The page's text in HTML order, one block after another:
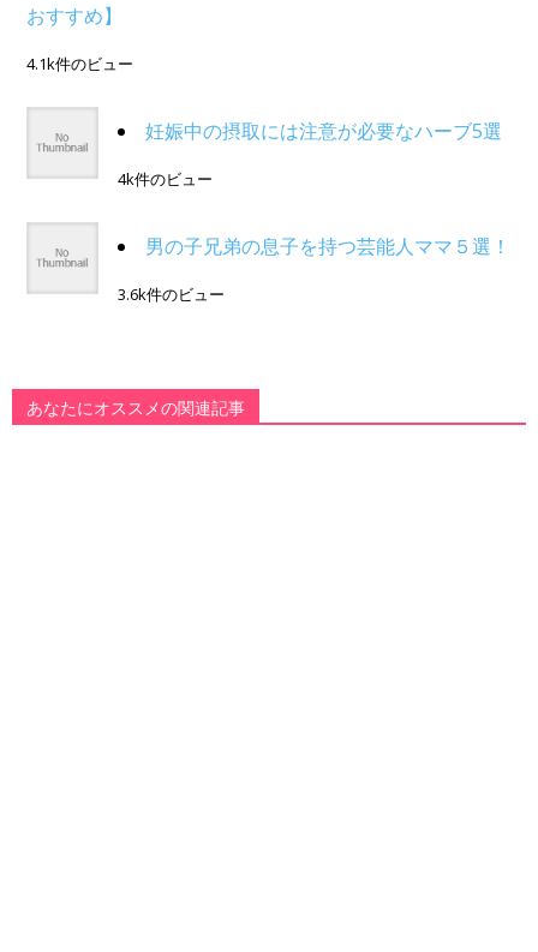
おすすめ】
4.1k件のビュー
妊娠中の摂取には注意が必要なハーブ5選
4k件のビュー
男の子兄弟の息子を持つ芸能人ママ５選！
3.6k件のビュー
あなたにオススメの関連記事